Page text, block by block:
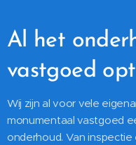
Al het
vastgoed
Wij zijn al voor vele
monumentaal vastgoed
onderhoud. Van